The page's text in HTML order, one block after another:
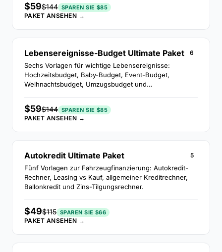
$59$144 SPAREN SIE $85
PAKET ANSEHEN →
Lebensereignisse-Budget Ultimate Paket 6
Sechs Vorlagen für wichtige Lebensereignisse:
Hochzeitsbudget, Baby-Budget, Event-Budget,
Weihnachtsbudget, Umzugsbudget und
$59$144 SPAREN SIE $85
PAKET ANSEHEN →
Autokredit Ultimate Paket 5
Fünf Vorlagen zur Fahrzeugfinanzierung: Autokredit-
Rechner, Leasing vs Kauf, allgemeiner Kreditrechner,
Ballonkredit und Zins-Tilgungsrechner.
$49$115 SPAREN SIE $66
PAKET ANSEHEN →